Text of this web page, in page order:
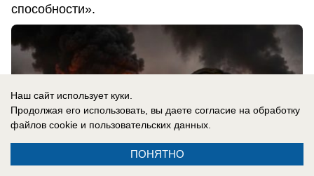
способности».
Наш сайт использует куки.
Продолжая его использовать, вы даете согласие на обработку
файлов cookie и пользовательских данных.
ПОНЯТНО